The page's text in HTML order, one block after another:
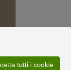
tutti i cookie